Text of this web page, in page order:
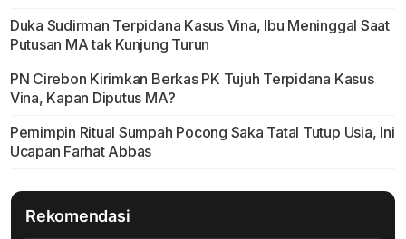
Duka Sudirman Terpidana Kasus Vina, Ibu Meninggal Saat
Putusan MA tak Kunjung Turun
PN Cirebon Kirimkan Berkas PK Tujuh Terpidana Kasus
Vina, Kapan Diputus MA?
Pemimpin Ritual Sumpah Pocong Saka Tatal Tutup Usia, Ini
Ucapan Farhat Abbas
Rekomendasi